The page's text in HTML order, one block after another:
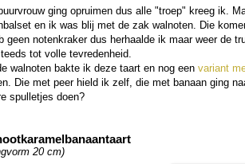
ging opruimen dus alle "troep" kreeg ik.
en ik was blij met de zak walnoten. Die
geen notenkraker dus herhaalde ik maar weer de
tot volle tevredenheid.
walnoten bakte ik deze taart en nog een variant
Die met peer hield ik zelf, die met banaan ging
spulletjes doen?
20 cm)